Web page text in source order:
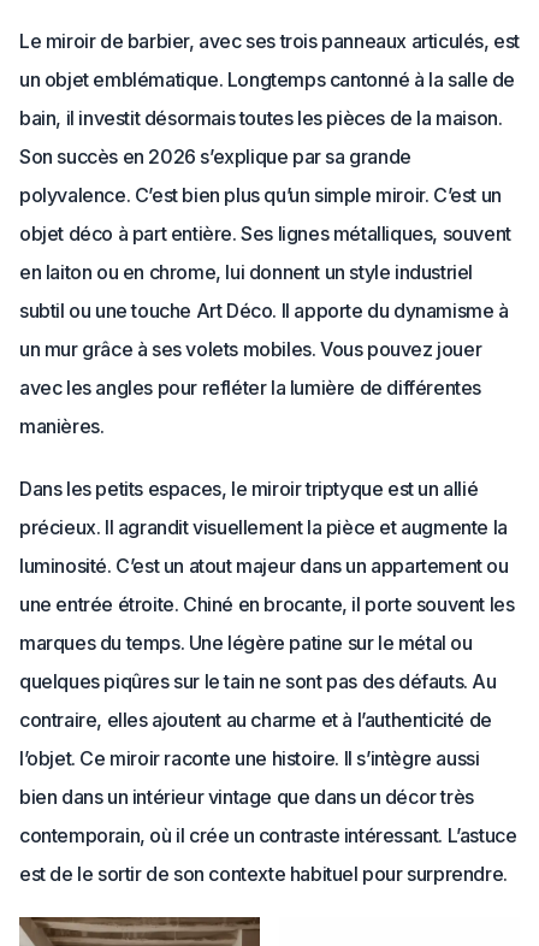
Le miroir de barbier, avec ses trois panneaux articulés, est
un objet emblématique. Longtemps cantonné à la salle de
bain, il investit désormais toutes les pièces de la maison.
Son succès en 2026 s’explique par sa grande
polyvalence. C’est bien plus qu’un simple miroir. C’est un
objet déco à part entière. Ses lignes métalliques, souvent
en laiton ou en chrome, lui donnent un style industriel
subtil ou une touche Art Déco. Il apporte du dynamisme à
un mur grâce à ses volets mobiles. Vous pouvez jouer
avec les angles pour refléter la lumière de différentes
manières.
Dans les petits espaces, le miroir triptyque est un allié
précieux. Il agrandit visuellement la pièce et augmente la
luminosité. C’est un atout majeur dans un appartement ou
une entrée étroite. Chiné en brocante, il porte souvent les
marques du temps. Une légère patine sur le métal ou
quelques piqûres sur le tain ne sont pas des défauts. Au
contraire, elles ajoutent au charme et à l’authenticité de
l’objet. Ce miroir raconte une histoire. Il s’intègre aussi
bien dans un intérieur vintage que dans un décor très
contemporain, où il crée un contraste intéressant. L’astuce
est de le sortir de son contexte habituel pour surprendre.